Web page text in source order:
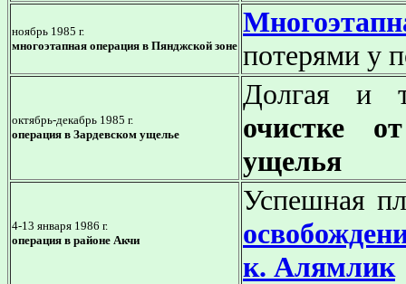
ноябрь 1985 г.
многоэтапная операция в Пянджской зоне потерями у
октябрь-декабрь 1985 г.
операция в Зардевском ущелье
Долгая и
очистке
ущелья
4-13 января 1986 г.
операция в районе Акчи
Успешная
к. Алямлик